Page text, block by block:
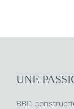
UNE
BBD